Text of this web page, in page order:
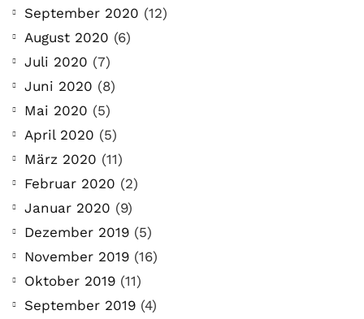
September 2020 (12)
August 2020 (6)
Juli 2020 (7)
Juni 2020 (8)
Mai 2020 (5)
April 2020 (5)
März 2020 (11)
Februar 2020 (2)
Januar 2020 (9)
Dezember 2019 (5)
November 2019 (16)
Oktober 2019 (11)
September 2019 (4)